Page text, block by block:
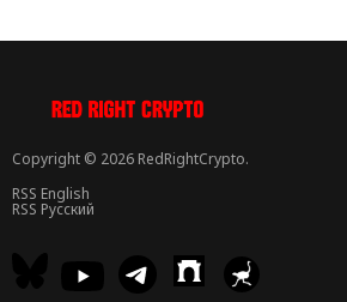
Copyright © 2026 RedRightCrypto.
RSS English
RSS Русский